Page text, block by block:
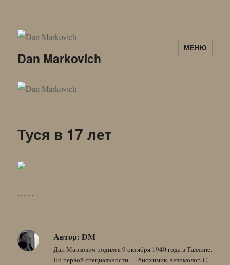
Dan Markovich
МЕНЮ
Туся в 17 лет
……
Автор: DM
Дан Маркович родился 9 октября 1940 года в Таллине.
По первой специальности — биохимик, энзимолог. С